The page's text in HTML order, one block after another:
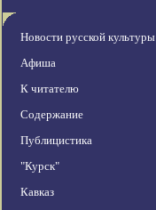
Новости русской культуры
Афиша
К читателю
Содержание
Публицистика
"Курск"
Кавказ